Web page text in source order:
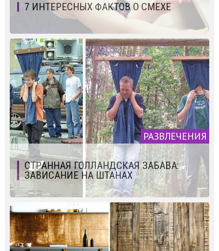
7 ИНТЕРЕСНЫХ ФАКТОВ О СМЕХЕ
РАЗВЛЕЧЕНИЯ
СТРАННАЯ ГОЛЛАНДСКАЯ ЗАБАВА:
ЗАВИСАНИЕ НА ШТАНАХ